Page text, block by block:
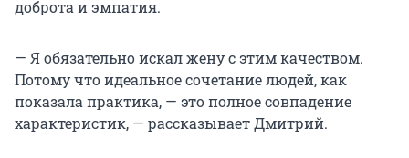
доброта и эмпатия.
— Я обязательно искал жену с этим качеством.
Потому что идеальное сочетание людей, как
показала практика, — это полное совпадение
характеристик, — рассказывает Дмитрий.